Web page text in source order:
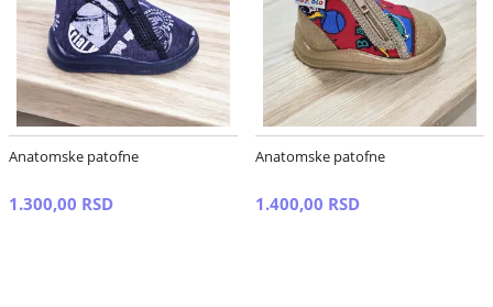
Anatomske patofne
1.300,00 RSD
Anatomske patofne
1.400,00 RSD